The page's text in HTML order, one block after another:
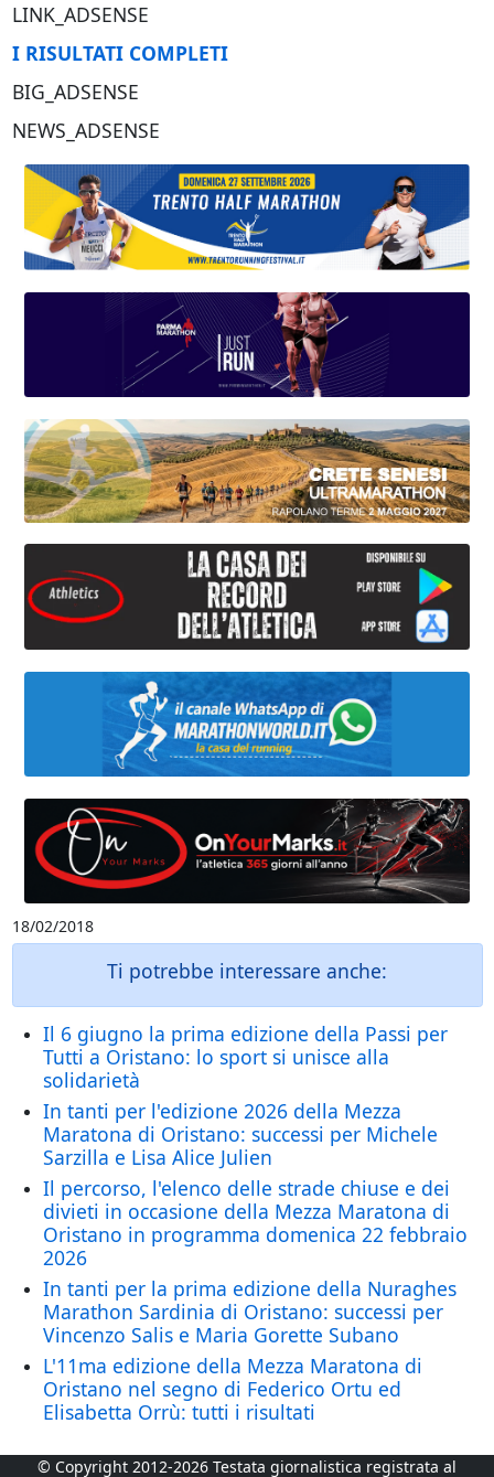
LINK_ADSENSE
I RISULTATI COMPLETI
BIG_ADSENSE
NEWS_ADSENSE
18/02/2018
Ti potrebbe interessare anche:
Il 6 giugno la prima edizione della Passi per
Tutti a Oristano: lo sport si unisce alla
solidarietà
In tanti per l'edizione 2026 della Mezza
Maratona di Oristano: successi per Michele
Sarzilla e Lisa Alice Julien
Il percorso, l'elenco delle strade chiuse e dei
divieti in occasione della Mezza Maratona di
Oristano in programma domenica 22 febbraio
2026
In tanti per la prima edizione della Nuraghes
Marathon Sardinia di Oristano: successi per
Vincenzo Salis e Maria Gorette Subano
L'11ma edizione della Mezza Maratona di
Oristano nel segno di Federico Ortu ed
Elisabetta Orrù: tutti i risultati
© Copyright 2012-2026 Testata giornalistica registrata al